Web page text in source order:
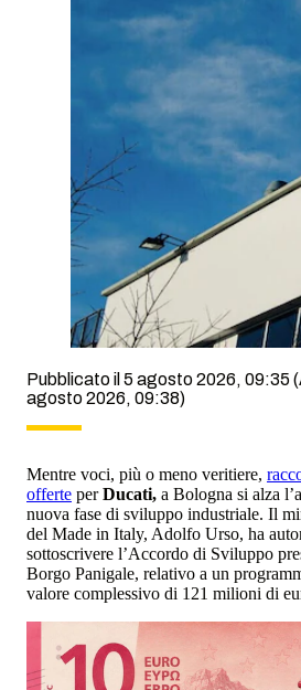
Pubblicato il 5 agosto 2026, 09:35
agosto 2026, 09:38)
Mentre voci, più o meno veritiere,
offerte perDucati, a Bologna si alza
nuova fase di sviluppo industriale. Il
del Made in Italy, Adolfo Urso, ha
sottoscrivere l’Accordo di Sviluppo
Borgo Panigale, relativo a un
valore complessivo di 121 milioni di